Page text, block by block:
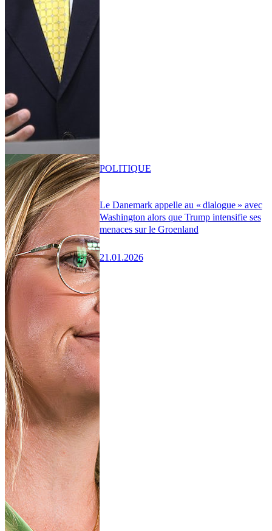
Le Danemark appelle au « dialogue » avec
Washington alors que Trump intensifie ses
menaces sur le Groenland
21.01.2026
POLITIQUE